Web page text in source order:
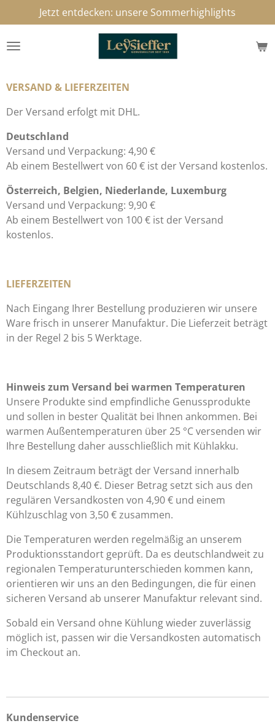
Hauptinhalt
springen
Jetzt entdecken: unsere Sommerhighlights
VERSAND & LIEFERZEITEN
Der Versand erfolgt mit DHL.
Deutschland
Versand und Verpackung: 4,90 €
Ab einem Bestellwert von 60 € ist der Versand kostenlos.
Österreich, Belgien, Niederlande, Luxemburg
Versand und Verpackung: 9,90 €
Ab einem Bestellwert von 100 € ist der Versand
kostenlos.
LIEFERZEITEN
Nach Eingang Ihrer Bestellung produzieren wir unsere
Ware frisch in unserer Manufaktur. Die Lieferzeit beträgt
in der Regel 2 bis 5 Werktage.
Hinweis zum Versand bei warmen Temperaturen
Unsere Produkte sind empfindliche Genussprodukte
und sollen in bester Qualität bei Ihnen ankommen. Bei
warmen Außentemperaturen über 25 °C versenden wir
Ihre Bestellung daher ausschließlich mit Kühlakku.
In diesem Zeitraum beträgt der Versand innerhalb
Deutschlands 8,40 €. Dieser Betrag setzt sich aus den
regulären Versandkosten von 4,90 € und einem
Kühlzuschlag von 3,50 € zusammen.
Die Temperaturen werden regelmäßig an unserem
Produktionsstandort geprüft. Da es deutschlandweit zu
regionalen Temperaturunterschieden kommen kann,
orientieren wir uns an den Bedingungen, die für einen
sicheren Versand ab unserer Manufaktur relevant sind.
Sobald ein Versand ohne Kühlung wieder zuverlässig
möglich ist, passen wir die Versandkosten automatisch
im Checkout an.
Kundenservice